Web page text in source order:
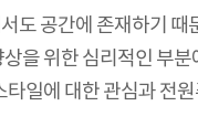
도 공간에 존재하기
을 위한 심리적인 부
일에 대한 관심과 전